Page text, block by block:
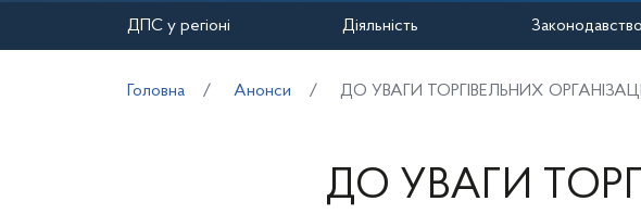
ДПС у регіоні Діяльність Законодавство
Головна Анонси ДО УВАГИ ТОРГІВЕЛЬНИХ
ДО УВАГИ